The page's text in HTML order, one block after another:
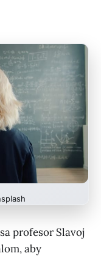
profesor Slavoj
aby